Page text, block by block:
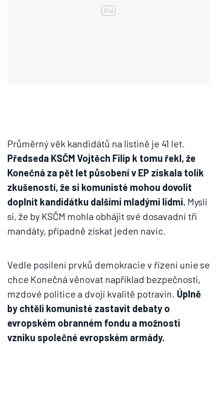
Průměrný věk kandidátů na listině je 41 let.
Předseda KSČM Vojtěch Filip k tomu řekl, že
Konečná za pět let působení v EP získala tolik
zkušeností, že si komunisté mohou dovolit
doplnit kandidátku dalšími mladými lidmi. Myslí
si, že by KSČM mohla obhájit své dosavadní tři
mandáty, případně získat jeden navíc.
Vedle posílení prvků demokracie v řízení unie se
chce Konečná věnovat například bezpečnosti,
mzdové politice a dvojí kvalitě potravin. Úplně
by chtěli komunisté zastavit debaty o
evropském obranném fondu a možnosti
vzniku společné evropském armády.